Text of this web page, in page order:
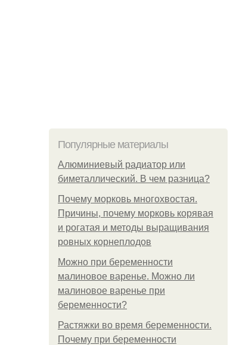
Популярные материалы
Алюминиевый радиатор или
биметаллический. В чем разница?
Почему морковь многохвостая.
Причины, почему морковь корявая
и рогатая и методы выращивания
ровных корнеплодов
Можно при беременности
малиновое варенье. Можно ли
малиновое варенье при
беременности?
Растяжки во время беременности.
Почему при беременности